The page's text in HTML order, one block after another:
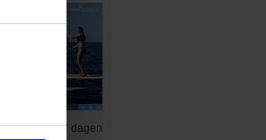
eilanden in 7 dagen